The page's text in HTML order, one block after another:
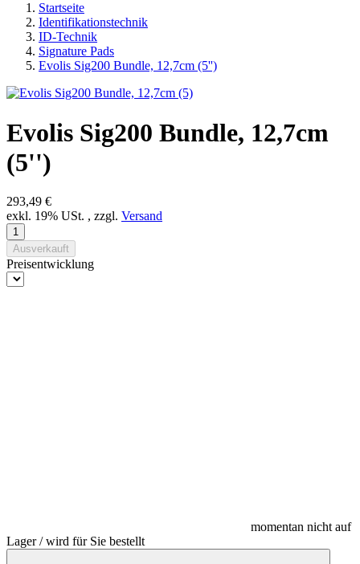
Startseite
Identifikationstechnik
ID-Technik
Signature Pads
Evolis Sig200 Bundle, 12,7cm (5'')
Evolis Sig200 Bundle, 12,7cm
(5'')
293,49 €
exkl. 19% USt. , zzgl. Versand
Ausverkauft
Preisentwicklung
momentan nicht auf
Lager / wird für Sie bestellt